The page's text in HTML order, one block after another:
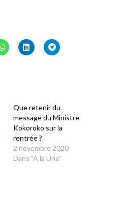
Cliquez
pour
Cliquez
pour
Cliquez
pour
Que retenir du
message du Ministre
Kokoroko sur la
rentrée ?
2 novembre 2020
Dans "A la Une"